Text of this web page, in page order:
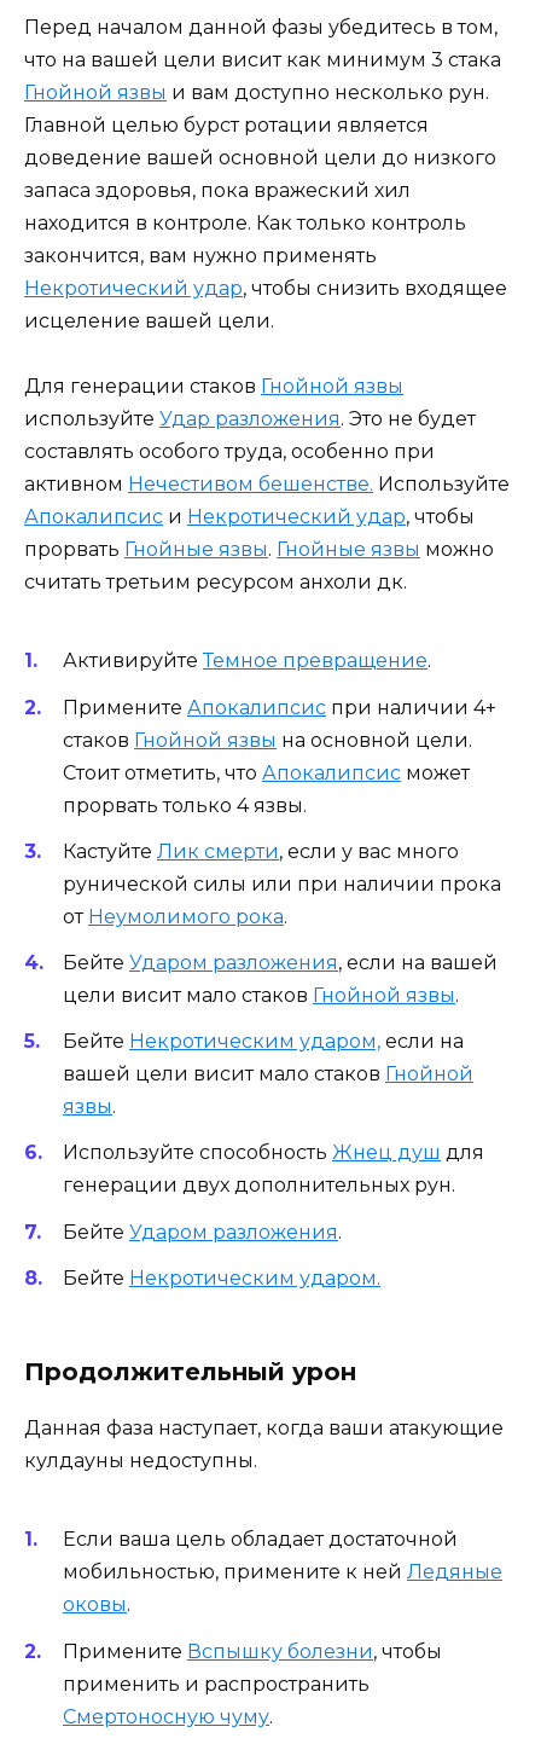
Перед началом данной фазы убедитесь в том,
что на вашей цели висит как минимум 3 стака
Гнойной язвы и вам доступно несколько рун.
Главной целью бурст ротации является
доведение вашей основной цели до низкого
запаса здоровья, пока вражеский хил
находится в контроле. Как только контроль
закончится, вам нужно применять
Некротический удар, чтобы снизить входящее
исцеление вашей цели.
Для генерации стаков Гнойной язвы
используйте Удар разложения. Это не будет
составлять особого труда, особенно при
активном Нечестивом бешенстве. Используйте
Апокалипсис и Некротический удар, чтобы
прорвать Гнойные язвы. Гнойные язвы можно
считать третьим ресурсом анхоли дк.
АктивируйтеТемное превращение.
Примените Апокалипсис при наличии 4+
стаков Гнойной язвы на основной цели.
Стоит отметить, что Апокалипсис может
прорвать только 4 язвы.
Кастуйте Лик смерти, если у вас много
рунической силы или при наличии прока
от Неумолимого рока.
Бейте Ударом разложения, если на вашей
цели висит мало стаков Гнойной язвы.
Бейте Некротическим ударом, если на
вашей цели висит мало стаков Гнойной
язвы.
Используйте способность Жнец душ для
генерации двух дополнительных рун.
Бейте Ударом разложения.
Бейте Некротическим ударом.
Продолжительный урон
Данная фаза наступает, когда ваши атакующие
кулдауны недоступны.
Если ваша цель обладает достаточной
мобильностью, примените к ней Ледяные
оковы.
Примените Вспышку болезни, чтобы
применить и распространить
Смертоносную чуму.